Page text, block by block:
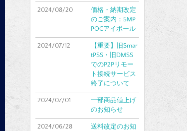
2024/08/20
価格・納期改定
のご案内：5MP
POCアイボール
2024/07/12
【重要】旧Smar
tPSS・旧DMSS
でのP2Pリモー
ト接続サービス
終了について
2024/07/01
一部商品値上げ
のお知らせ
2024/06/28
送料改定のお知